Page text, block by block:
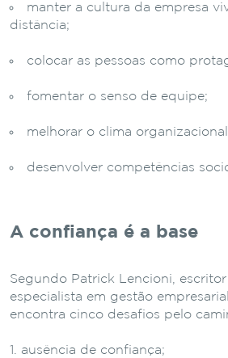
manter a cultura da empresa
distância;
colocar as pessoas como
fomentar o senso de equipe;
melhorar o clima
desenvolver competências
A confiança é a base
Segundo Patrick Lencioni,
especialista em gestão
encontra cinco desafios pelo
ausência de confiança;